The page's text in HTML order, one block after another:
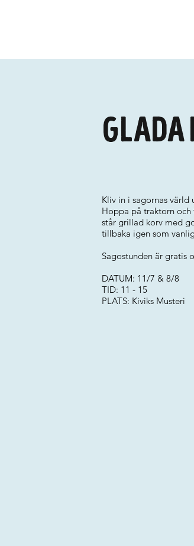
Kliv in i sagornas värld
Hoppa på traktorn
står grillad korv med
tillbaka igen som
Sagostunden är gratis
DATUM: 11/7 & 8/8
TID: 11 - 15
PLATS: Kiviks Musteri